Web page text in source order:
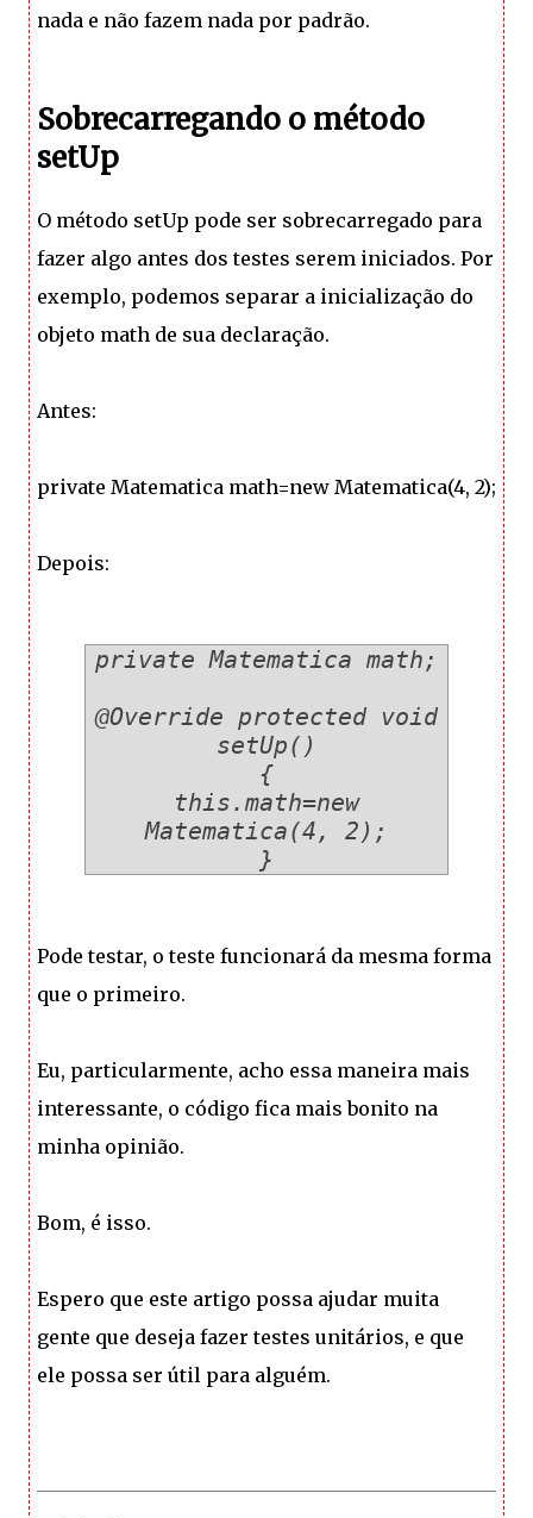
nada e não fazem nada por padrão.
Sobrecarregando o método
setUp
O método setUp pode ser sobrecarregado para
fazer algo antes dos testes serem iniciados. Por
exemplo, podemos separar a inicialização do
objeto math de sua declaração.
Antes:
private Matematica math=new Matematica(4, 2);
Depois:
private Matematica math;
@Override protected void
setUp()
{
this.math=new
Matematica(4, 2);
}
Pode testar, o teste funcionará da mesma forma
que o primeiro.
Eu, particularmente, acho essa maneira mais
interessante, o código fica mais bonito na
minha opinião.
Bom, é isso.
Espero que este artigo possa ajudar muita
gente que deseja fazer testes unitários, e que
ele possa ser útil para alguém.